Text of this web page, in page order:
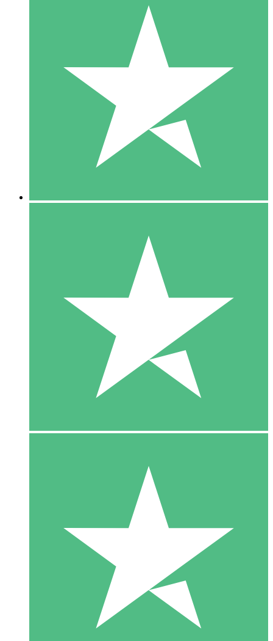
Packs de Crédits Individuels
Payez à l'utilisation avec des crédits de téléchargement. Sans
1 Téléchargement
10 00
10 Téléchargements
20 00